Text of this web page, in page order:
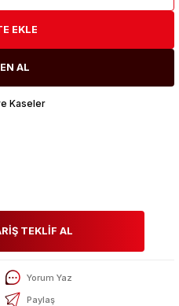
EKLE
AL
Kaseler
TEKLİF AL
Yorum Yaz
Paylaş